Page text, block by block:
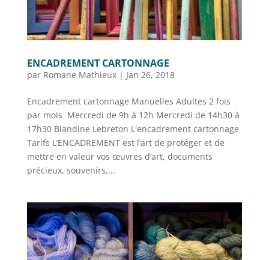
ENCADREMENT CARTONNAGE
par Romane Mathieux| Jan 26, 2018
Encadrement cartonnage Manuelles Adultes 2 fois
par mois Mercredi de 9h à 12h Mercredi de 14h30 à
17h30 Blandine Lebreton L'encadrement cartonnage
Tarifs L’ENCADREMENT est l’art de protéger et de
mettre en valeur vos œuvres d’art, documents
précieux, souvenirs,...